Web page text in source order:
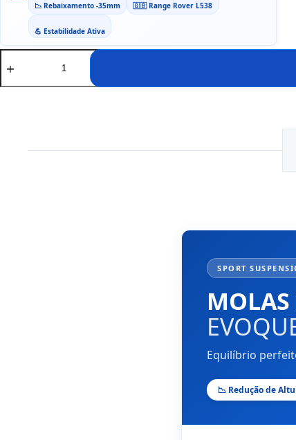
📉 Rebaixamento -35mm 🇬🇧 Range Rover L538
💪 Estabilidade Ativa
Quantidade
de
MTS
SPORT
Equilíbrio
📉 Redução de